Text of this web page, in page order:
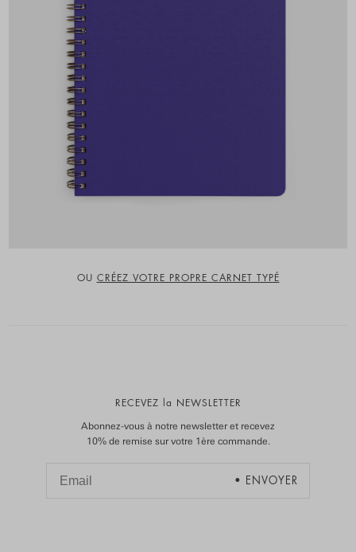
OU CRÉEZ VOTRE PROPRE CARNET TYPÉ
RECEVEZ la NEWSLETTER
Abonnez-vous à notre newsletter et recevez
10% de remise sur votre 1ère commande.